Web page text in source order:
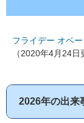
フライデー オベ
（2020年4月24日
2026年の出来